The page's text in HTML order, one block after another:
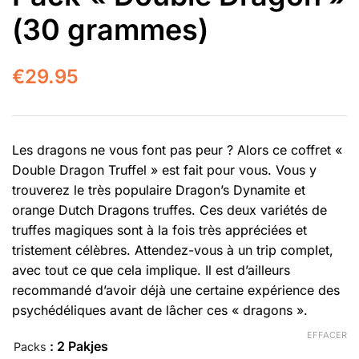
(30 grammes)
€29.95
Les dragons ne vous font pas peur ? Alors ce coffret «
Double Dragon Truffel » est fait pour vous. Vous y
trouverez le très populaire Dragon’s Dynamite et
orange Dutch Dragons truffes. Ces deux variétés de
truffes magiques sont à la fois très appréciées et
tristement célèbres. Attendez-vous à un trip complet,
avec tout ce que cela implique. Il est d’ailleurs
recommandé d’avoir déjà une certaine expérience des
psychédéliques avant de lâcher ces « dragons ».
Packs : 2 Pakjes
EFFACER